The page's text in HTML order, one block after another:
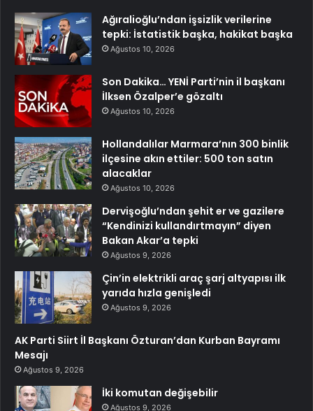
Ağıralioğlu’ndan işsizlik verilerine
tepki: İstatistik başka, hakikat başka
Ağustos 10, 2026
Son Dakika… YENİ Parti’nin il başkanı
İlksen Özalper’e gözaltı
Ağustos 10, 2026
Hollandalılar Marmara’nın 300 binlik
ilçesine akın ettiler: 500 ton satın
alacaklar
Ağustos 10, 2026
Dervişoğlu’ndan şehit er ve gazilere
“Kendinizi kullandırtmayın” diyen
Bakan Akar’a tepki
Ağustos 9, 2026
Çin’in elektrikli araç şarj altyapısı ilk
yarıda hızla genişledi
Ağustos 9, 2026
AK Parti Siirt İl Başkanı Özturan’dan Kurban Bayramı
Mesajı
Ağustos 9, 2026
İki komutan değişebilir
Ağustos 9, 2026